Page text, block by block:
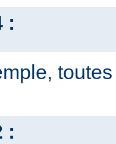
:
: